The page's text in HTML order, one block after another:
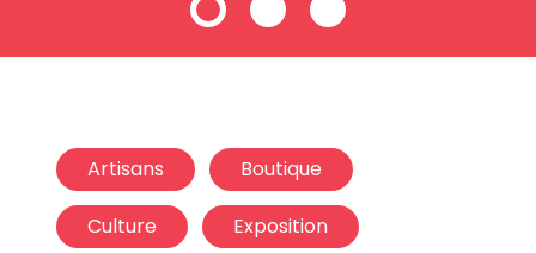
Artisans Boutique
Culture Exposition